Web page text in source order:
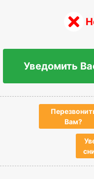
Уведомить
Вам?